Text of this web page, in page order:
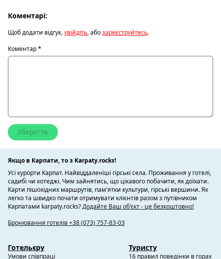
Коментарі:
Щоб додати відгук,увійдіть, абозареєструйтесь.
Коментар*
Якщо в Карпати, то з Karpaty.rocks!
Усі курорти Карпат. Найвіддаленіші гірські села. Проживання у готелі,
садибі чи котеджі. Чим зайнятись, що цікавого побачити, як доїхати.
Карти пішохідних маршрутів, пам'ятки культури, гірські вершини. Як
легко та швидко почати отримувати клієнтів разом з путівником
Карпатами karpaty.rocks?Додайте Ваш об'єкт - це безкоштовно!
Бронювання готелів +38 (073) 757-83-03
Готельєру
Умови співпраці
Туристу
16 правил поведінки в горах